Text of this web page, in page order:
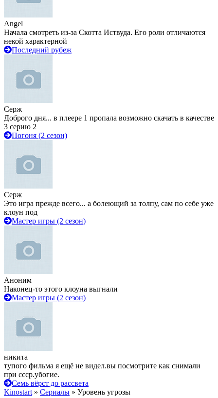
Angel
Начала смотреть из-за Скотта Иствуда. Его роли отличаются
некой характерной
Последний рубеж
Серж
Доброго дня... в плеере 1 пропала возможно скачать в качестве
3 серию 2
Погоня (2 сезон)
Серж
Это игра прежде всего... а болеющий за толпу, сам по себе уже
клоун под
Мастер игры (2 сезон)
Аноним
Наконец-то этого клоуна выгнали
Мастер игры (2 сезон)
никита
тупого фильма я ещё не видел.вы посмотрите как снимали
при ссср.убогие.
Семь вёрст до рассвета
Kinostart » Сериалы » Уровень угрозы